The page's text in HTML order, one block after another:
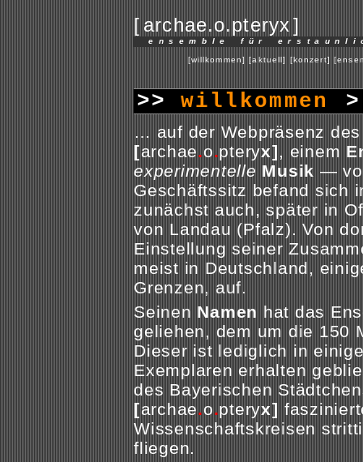
[ archae.o.pteryx]
ensemble für
[willkommen] [aktuell] [konzert]
>> willkommen
… auf der Webpräsenz
[archae.o.pteryx], einem
experimentelle Musik —
Geschäftssitz befand sich
zunächst auch, später in
von Landau (Pfalz). Von
Einstellung seiner
meist in Deutschland,
Grenzen, auf.
Seinen Namen hat das
geliehen, dem um die 150
Dieser ist lediglich in
Exemplaren erhalten
des Bayerischen
[archae.o.pteryx]
Wissenschaftskreisen
fliegen.